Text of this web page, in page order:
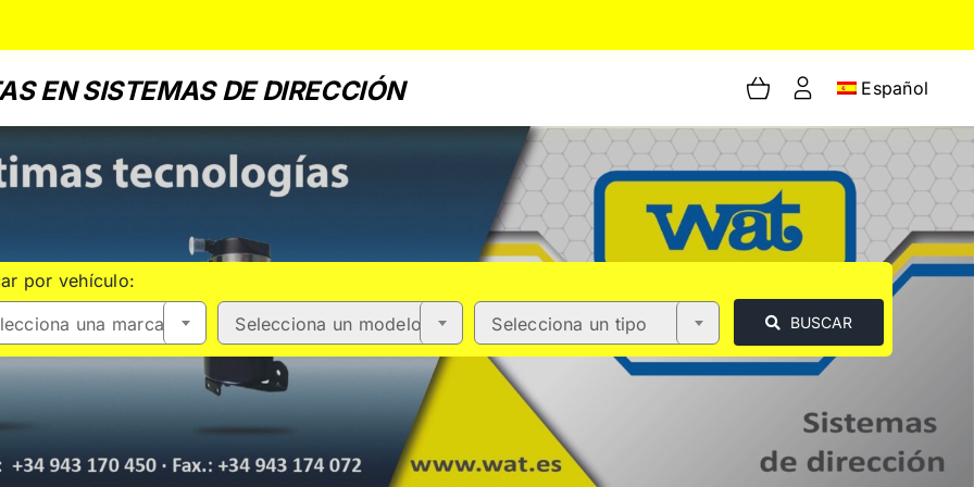
EN SISTEMAS DE DIRECCIÓN Español
por vehículo:
una marca Selecciona un modelo Selecciona un tipo BUSCAR